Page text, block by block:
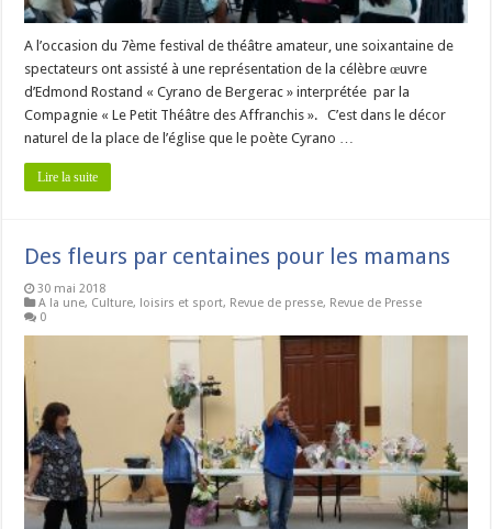
A l’occasion du 7ème festival de théâtre amateur, une soixantaine de
spectateurs ont assisté à une représentation de la célèbre œuvre
d’Edmond Rostand « Cyrano de Bergerac » interprétée par la
Compagnie « Le Petit Théâtre des Affranchis ». C’est dans le décor
naturel de la place de l’église que le poète Cyrano …
Lire la suite
Des fleurs par centaines pour les mamans
30 mai 2018
A la une, Culture, loisirs et sport, Revue de presse, Revue de Presse
0